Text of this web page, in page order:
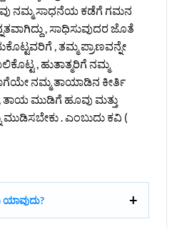
ನಮ್ಮ ಸಾಧನೆಯ ಕಡೆಗೆ ಗಮನ
, ಸಾಧಿಸುವುದರ ಜೊತೆ
, ತಮ್ಮ ಪ್ರಾಣವನ್ನೇ
, ಹುತಾತ್ಮರಿಗೆ ನಮ್ಮ
ನಮ್ಮ ತಾಯಾಡಿನ ಕೀರ್ತಿ
ಮುಡಿಗೆ ಹೂವು ಮತ್ತು
ಮುಡಿಸಬೇಕು . ಎಂಬುದು ಕವಿ (
ಯಾವುದು?